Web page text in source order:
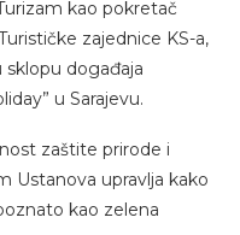
kao pokretač
zajednice KS-a,
sklopu događaja
u Sarajevu.
zaštite prirode i
Ustanova upravlja kako
kao zelena